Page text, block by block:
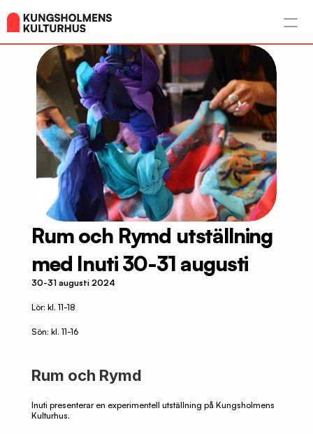
Rum och Rymd utställning
med Inuti 30-31 augusti
30-31 augusti 2024
Lör: kl. 11-18
Sön: kl. 11-16
Rum och Rymd
Inuti presenterar en experimentell utställning på Kungsholmens
Kulturhus.